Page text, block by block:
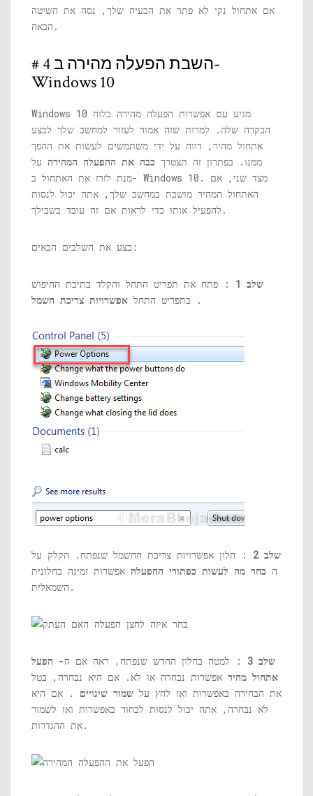
אם אתחול נקי לא פתר את הבעיה שלך, נסה את השיטה
הבאה.
# 4 השבת הפעלה מהירה ב-
Windows 10
Windows 10 מגיע עם אפשרות הפעלה מהירה בלוח
הבקרה שלה. למרות שזה אמור לעזור למחשב שלך לבצע
אתחול מהיר, דווח על ידי משתמשים לעשות את ההפך
ממנו. בפתרון זה תצטרך כבה את ההפעלה המהירה על
מנת לזרז את האתחול ב- Windows 10. מצד שני, אם
האתחול המהיר מושבת במחשב שלך, אתה יכול לנסות
להפעיל אותו כדי לראות אם זה עובד בשבילך.
בצע את השלבים הבאים:
שלב 1
: פתח את תפריט התחל והקלד בתיבת החיפוש
בתפריט התחל אפשרויות צריכת חשמל .
שלב 2
: חלון אפשרויות צריכת החשמל שנפתח. הקלק על
ה בחר מה לעשות כפתורי ההפעלה אפשרות זמינה בחלונית
השמאלית.
שלב 3 : למטה בחלון החדש שנפתח, ראה אם ​​ה- הפעל
אתחול מהיר אפשרות נבחרה או לא. אם היא נבחרה, בטל
את הבחירה באפשרות ואז לחץ על שמור שינויים . אם היא
לא נבחרה, אתה יכול לנסות לבחור באפשרות ואז לשמור
את ההגדרות.